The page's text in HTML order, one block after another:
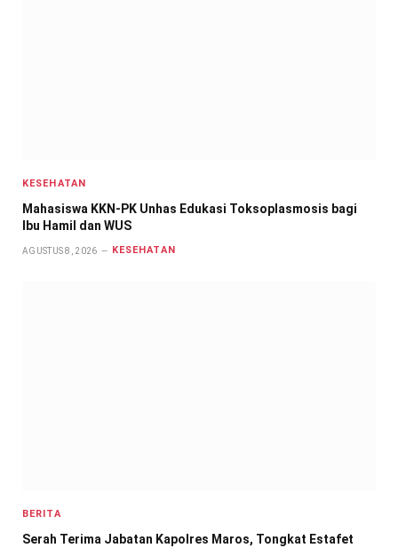
KESEHATAN
Mahasiswa KKN-PK Unhas Edukasi Toksoplasmosis bagi
Ibu Hamil dan WUS
AGUSTUS 8, 2026 KESEHATAN
BERITA
Serah Terima Jabatan Kapolres Maros, Tongkat Estafet